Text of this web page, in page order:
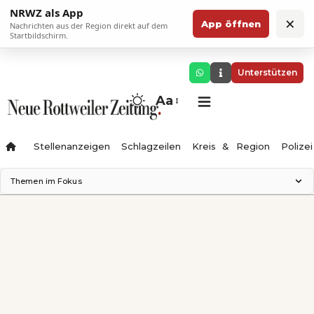
NRWZ als App
Nachrichten aus der Region direkt auf dem
Startbildschirm.
App öffnen ×
Unterstützen
Aa
Stellenanzeigen Schlagzeilen Kreis & Region Polizei
Themen im Fokus